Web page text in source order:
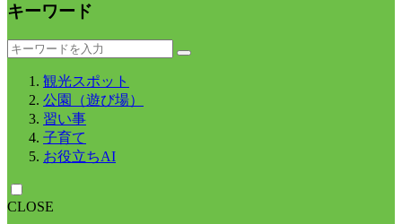
キーワード
観光スポット
公園（遊び場）
習い事
子育て
お役立ちAI
CLOSE